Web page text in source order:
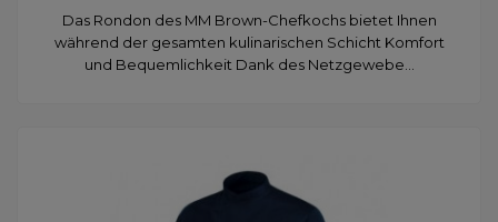
Das Rondon des MM Brown-Chefkochs bietet Ihnen
während der gesamten kulinarischen Schicht Komfort
und Bequemlichkeit Dank des Netzgewebe...